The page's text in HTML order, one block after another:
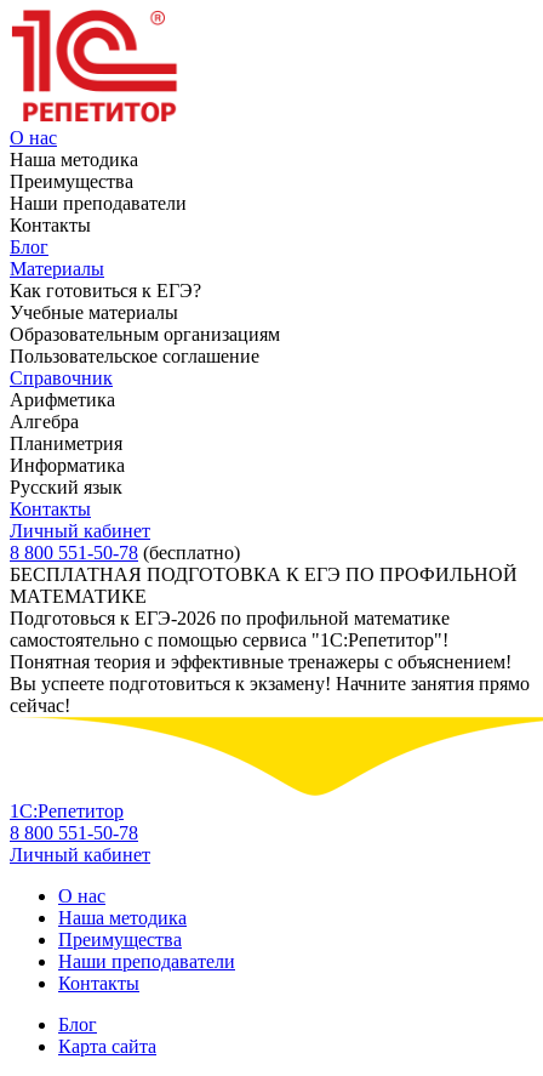
О нас
Наша методика
Преимущества
Наши преподаватели
Контакты
Блог
Материалы
Как готовиться к ЕГЭ?
Учебные материалы
Образовательным организациям
Пользовательское соглашение
Справочник
Арифметика
Алгебра
Планиметрия
Информатика
Русский язык
Контакты
Личный кабинет
8 800 551-50-78 (бесплатно)
БЕСПЛАТНАЯ ПОДГОТОВКА К ЕГЭ ПО ПРОФИЛЬНОЙ
МАТЕМАТИКЕ
Подготовься к ЕГЭ-2026 по профильной математике
самостоятельно с помощью сервиса "1С:Репетитор"!
Понятная теория и эффективные тренажеры с объяснением!
Вы успеете подготовиться к экзамену! Начните занятия прямо
сейчас!
1С:Репетитор
8 800 551-50-78
Личный кабинет
О нас
Наша методика
Преимущества
Наши преподаватели
Контакты
Блог
Карта сайта